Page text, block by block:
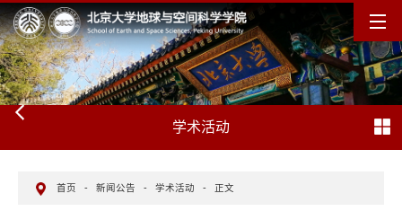
学术活动
首页 - 新闻公告 - 学术活动 - 正文